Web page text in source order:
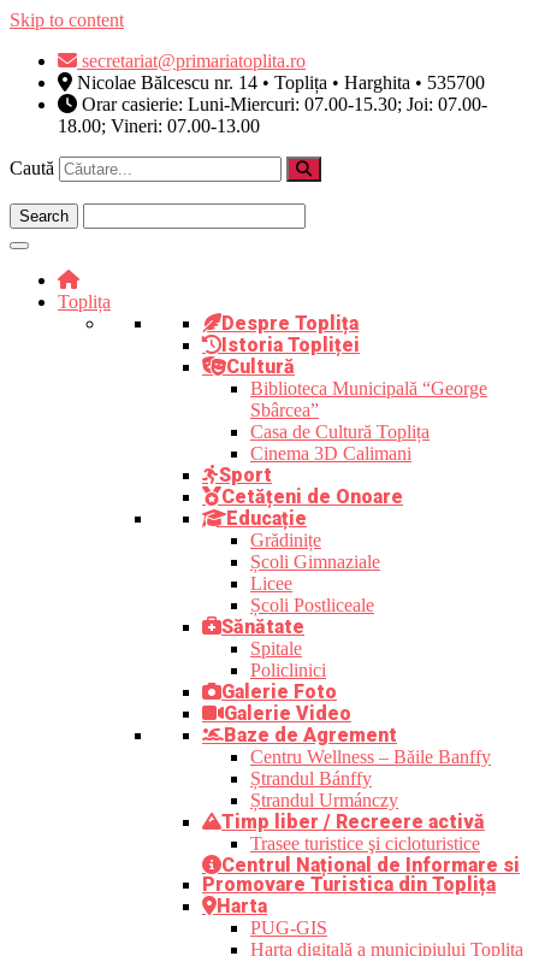
Skip to content
secretariat@primariatoplita.ro
Nicolae Bălcescu nr. 14 • Toplița • Harghita • 535700
Orar casierie: Luni-Miercuri: 07.00-15.30; Joi: 07.00-
18.00; Vineri: 07.00-13.00
Caută
Toplița
Despre Toplița
Istoria Topliței
Cultură
Biblioteca Municipală “George
Sbârcea”
Casa de Cultură Toplița
Cinema 3D Calimani
Sport
Cetățeni de Onoare
Educație
Grădinițe
Școli Gimnaziale
Licee
Școli Postliceale
Sănătate
Spitale
Policlinici
Galerie Foto
Galerie Video
Baze de Agrement
Centru Wellness – Băile Banffy
Ștrandul Bánffy
Ștrandul Urmánczy
Timp liber / Recreere activă
Trasee turistice şi cicloturistice
Centrul Național de Informare si
Promovare Turistica din Toplița
Harta
PUG-GIS
Harta digitală a municipiului Toplița